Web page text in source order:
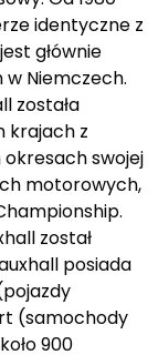
identyczne z
głównie
Niemczech.
została
krajach z
swojej
motorowych,
został
posiada
(samochody
900